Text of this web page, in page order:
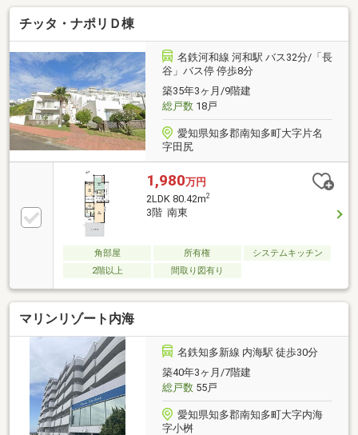
と洋室の間にはブラインドカーテンがあり、 シーン
に合わせて、空間を仕切ることができます。■キッチ
ンは壁付けタイプ。IHクッキングヒーター仕様！■浴
室にも窓有◎ 浴槽に浸かりながら、開放的な景色を
楽しめます。■洗濯機置場は廊下に設けられていま
す。 来客時などに嬉しい、扉付きです。■24時間ゴ
ミ出し可。■敷地内に無料で利用可能な駐車場有。■ペ
ットの飼育可能です(規約制限有)。
チッタ・ナポリＤ棟
名鉄河和線 河和駅 バス32分/「長
谷」バス停 停歩8分
築35年3ヶ月/9階建
総戸数18戸
愛知県知多郡南知多町大字片名
字田尻
1,980万円
2LDK 80.42m2
3階 南東
角部屋 所有権
システムキッチン
2階以上
間取り図有り
マリンリゾート内海
名鉄知多新線 内海駅 徒歩30分
築40年3ヶ月/7階建
総戸数55戸
愛知県知多郡南知多町大字内海
字小桝